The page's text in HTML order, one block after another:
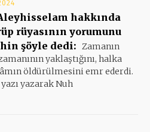
hakkında
rüyasının yorumunu
şöyle dedi: Zamanın
yaklaştığını, halka
öldürülmesini emr ederdi.
yazarak Nuh